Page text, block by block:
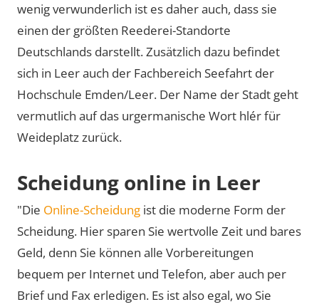
wenig verwunderlich ist es daher auch, dass sie
einen der größten Reederei-Standorte
Deutschlands darstellt. Zusätzlich dazu befindet
sich in Leer auch der Fachbereich Seefahrt der
Hochschule Emden/Leer. Der Name der Stadt geht
vermutlich auf das urgermanische Wort hlér für
Weideplatz zurück.
Scheidung online in Leer
"Die Online-Scheidung ist die moderne Form der
Scheidung. Hier sparen Sie wertvolle Zeit und bares
Geld, denn Sie können alle Vorbereitungen
bequem per Internet und Telefon, aber auch per
Brief und Fax erledigen. Es ist also egal, wo Sie